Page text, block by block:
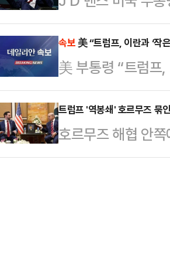
다.민주당에 유리
심하게 두들겨 맞
뉴욕을 방문해 백
다.그는 이날 폭스
나가는 것 …
은 합의’가 아닌 ‘
스오브이스라엘
우파단체 ‘터닝포
‘작은 합의’(small
bargain)를 만들고
일 이슬라마바드
속보 美 “트럼프, 이란과 ‘작
美 부통령 “트럼프,
트럼프 '역봉쇄' 호르무즈 묶
호르무즈 해협 안
하고 있다. 이란의